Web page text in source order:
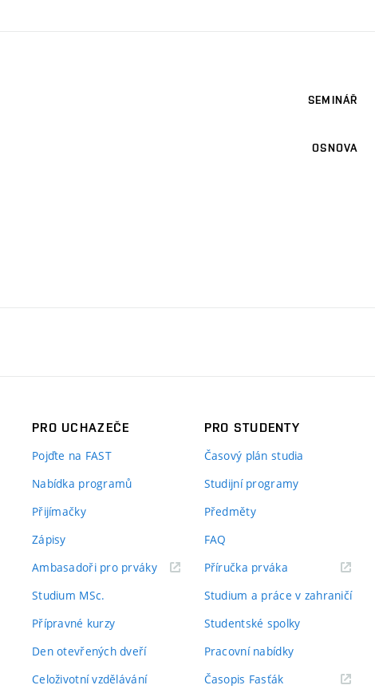
SEMINÁŘ
OSNOVA
PRO UCHAZEČE
Pojďte na FAST
Nabídka programů
Přijímačky
Zápisy
Ambasadoři pro prváky(externí
Studium MSc.
Přípravné kurzy
Den otevřených dveří
Celoživotní vzdělávání
PRO STUDENTY
Časový plán studia
Studijní programy
Předměty
FAQ
Příručka prváka(externí
Studium a práce v zahraničí
Studentské spolky
Pracovní nabídky
Časopis Fasťák(externí